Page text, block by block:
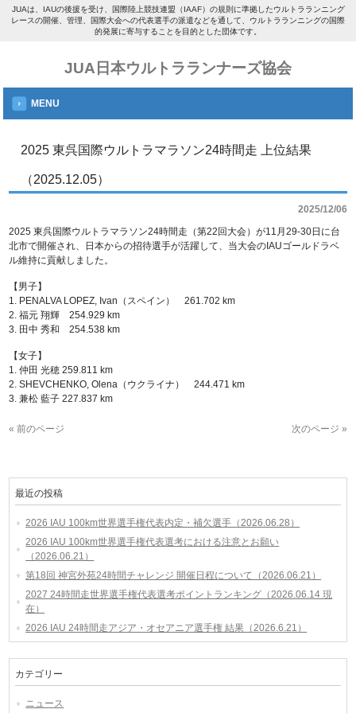
JUAは、IAUの後援を受け、国際陸上競技連盟（IAAF）の規則に準拠したウルトラランニング
レースの開催、管理、国際大会への代表選手の派遣などを通して、ウルトラランニングの国際
的発展に寄与することを目的とした団体です。
JUA日本ウルトラランナーズ協会
MENU
2025 東呉国際ウルトラマラソン24時間走 上位結果
（2025.12.05）
2025/12/06
2025 東呉国際ウルトラマラソン24時間走（第22回大会）が11月29-30日に台
北市で開催され、日本からの招待選手が活躍して、当大会のIAUゴールドラベ
ル維持に貢献しました。
【男子】
1. PENALVA LOPEZ, Ivan（スペイン） 261.702 km
2. 福元 翔輝 254.929 km
3. 田中 秀和 254.538 km
【女子】
1. 仲田 光穂 259.811 km
2. SHEVCHENKO, Olena（ウクライナ） 244.471 km
3. 兼松 藍子 227.837 km
« 前のページ 次のページ »
最近の投稿
2026 IAU 100km世界選手権代表内定・補欠選手（2026.06.28）
2026 IAU 100km世界選手権代表選考における注意とお願い
（2026.06.21）
第18回 神宮外苑24時間チャレンジ 開催日程について（2026.06.21）
2027 24時間走世界選手権代表選考ポイントランキング（2026.06.14 現
在）
2026 IAU 24時間走アジア・オセアニア選手権 結果（2026.6.21）
カテゴリー
ニュース